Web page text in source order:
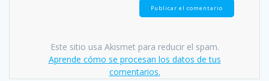
Este sitio usa Akismet para reducir el spam.
Aprende cómo se procesan los datos de tus
comentarios.